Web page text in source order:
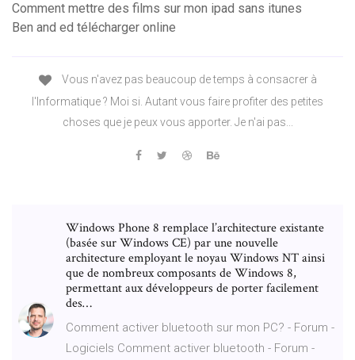
Comment mettre des films sur mon ipad sans itunes
Ben and ed télécharger online
Vous n'avez pas beaucoup de temps à consacrer à
l'Informatique ? Moi si. Autant vous faire profiter des petites
choses que je peux vous apporter. Je n'ai pas...
Windows Phone 8 remplace l’architecture existante
(basée sur Windows CE) par une nouvelle
architecture employant le noyau Windows NT ainsi
que de nombreux composants de Windows 8,
permettant aux développeurs de porter facilement
des…
Comment activer bluetooth sur mon PC? - Forum -
Logiciels Comment activer bluetooth - Forum -